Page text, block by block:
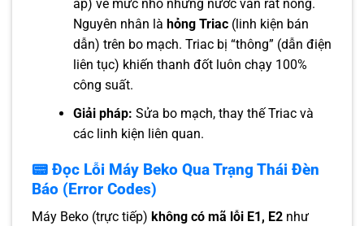
áp) về mức nhỏ nhưng nước vẫn rất nóng.
Nguyên nhân là hỏng Triac(linh kiện bán
dẫn) trên bo mạch. Triac bị “thông” (dẫn điện
liên tục) khiến thanh đốt luôn chạy 100%
công suất.
Giải pháp: Sửa bo mạch, thay thế Triac và
các linh kiện liên quan.
📟 Đọc Lỗi Máy Beko Qua Trạng Thái Đèn
Báo (Error Codes)
Máy Beko (trực tiếp) không có mã lỗi E1, E2 như